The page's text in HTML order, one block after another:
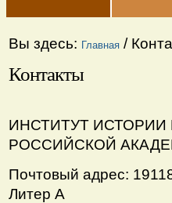
навигации
Вы здесь: Главная /
Контакты
ИНСТИТУТ
РОССИЙСКОЙ
Почтовый адрес:
Литер А